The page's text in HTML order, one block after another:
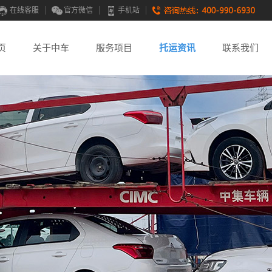
在线客服 官方微信 手机站
关于中车 服务项目 托运资讯 联系我们